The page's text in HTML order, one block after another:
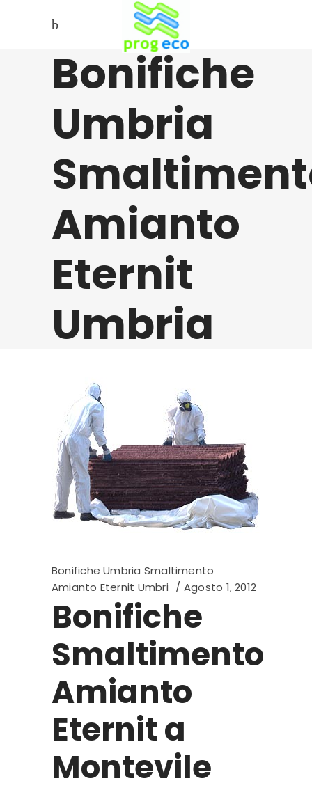
Bonifiche
Umbria
Amianto
Eternit
Umbria
Bonifiche Umbria Smaltimento
Amianto Eternit Umbri
Agosto 1, 2012
Bonifiche
Smaltimento
Amianto
Eternit a
Montevile